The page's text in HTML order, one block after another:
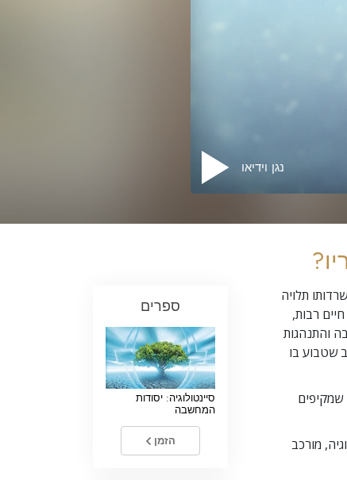
נגן וידיאו
תלויה
רבות,
והתנהגות
שטבוע בו
שמקיפים
מורכב
ספרים
סיינטולוגיה: יסודות
המחשבה
הזמן